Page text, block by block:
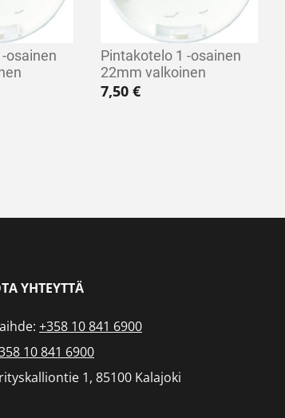
osainen
Pintakotelo 1 -osainen
22mm valkoinen
7,50€
YHTEYTTÄ
+358 10 841 6900
10 841 6900
1, 85100 Kalajoki